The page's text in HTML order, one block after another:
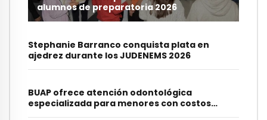
alumnos de preparatoria 2026
Stephanie Barranco conquista plata en
ajedrez durante los JUDENEMS 2026
BUAP ofrece atención odontológica
especializada para menores con costos